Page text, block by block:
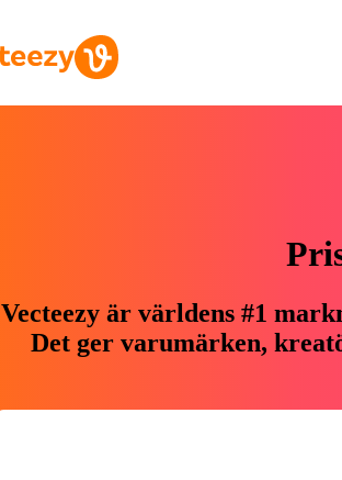
Vecteezy är världens #1
Det ger varumärken,